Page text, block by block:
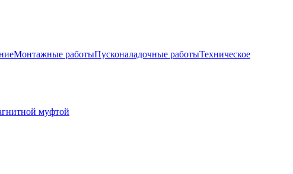
Монтажные работыПусконаладочные работыТехническое
муфтой